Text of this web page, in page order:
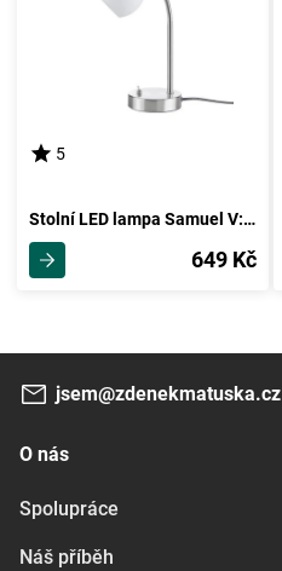
5
Stolní LED lampa Samuel V: 34cm, 3 Watt
649 Kč
jsem@zdenekmatuska.cz
O nás
Spolupráce
Náš příběh